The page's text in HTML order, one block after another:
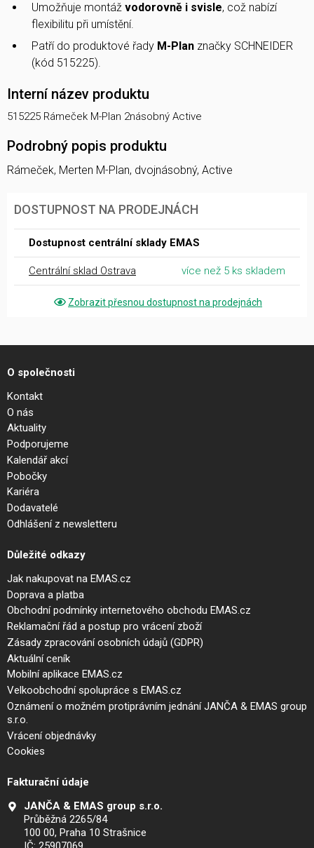
Umožňuje montáž vodorovně i svisle, což nabízí
flexibilitu při umístění.
Patří do produktové řady M-Plan značky SCHNEIDER
(kód 515225).
Interní název produktu
515225 Rámeček M-Plan 2násobný Active
Podrobný popis produktu
Rámeček, Merten M-Plan, dvojnásobný, Active
DOSTUPNOST NA PRODEJNÁCH
Dostupnost centrální sklady EMAS
Centrální sklad Ostrava více než 5 ks skladem
Zobrazit přesnou dostupnost na prodejnách
O společnosti
Kontakt
O nás
Aktuality
Podporujeme
Kalendář akcí
Pobočky
Kariéra
Dodavatelé
Odhlášení z newsletteru
Důležité odkazy
Jak nakupovat na EMAS.cz
Doprava a platba
Obchodní podmínky internetového obchodu EMAS.cz
Reklamační řád a postup pro vrácení zboží
Zásady zpracování osobních údajů (GDPR)
Aktuální ceník
Mobilní aplikace EMAS.cz
Velkoobchodní spolupráce s EMAS.cz
Oznámení o možném protiprávním jednání JANČA & EMAS group
s.r.o.
Vrácení objednávky
Cookies
Fakturační údaje
JANČA & EMAS group s.r.o.
Průběžná 2265/84
100 00, Praha 10 Strašnice